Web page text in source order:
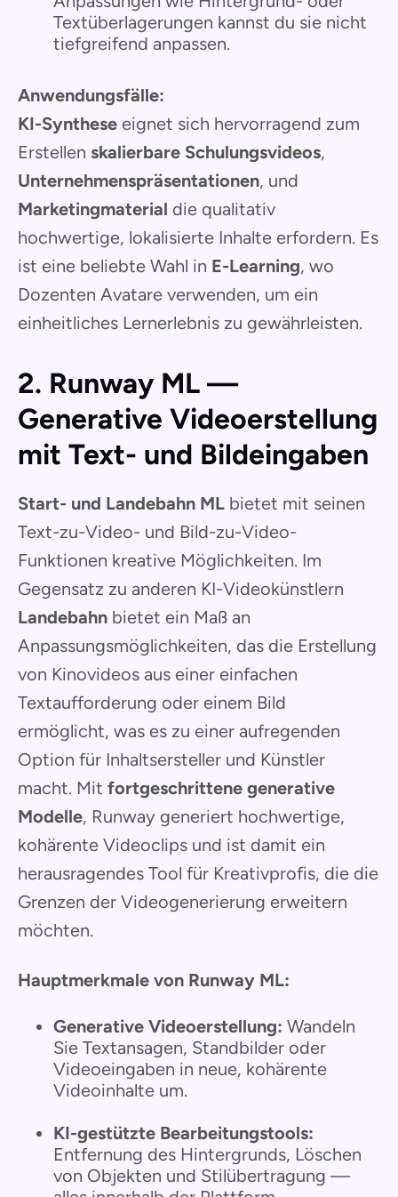
Textüberlagerungen kannst du sie nicht
tiefgreifend anpassen.
Anwendungsfälle:
KI-Synthese eignet sich hervorragend zum
Erstellen skalierbare Schulungsvideos,
Unternehmenspräsentationen, und
Marketingmaterial die qualitativ
hochwertige, lokalisierte Inhalte erfordern. Es
ist eine beliebte Wahl in E-Learning, wo
Dozenten Avatare verwenden, um ein
einheitliches Lernerlebnis zu gewährleisten.
2. Runway ML —
Generative Videoerstellung
mit Text- und Bildeingaben
Start- und Landebahn ML bietet mit seinen
Text-zu-Video- und Bild-zu-Video-
Funktionen kreative Möglichkeiten. Im
Gegensatz zu anderen KI-Videokünstlern
Landebahn bietet ein Maß an
Anpassungsmöglichkeiten, das die Erstellung
von Kinovideos aus einer einfachen
Textaufforderung oder einem Bild
ermöglicht, was es zu einer aufregenden
Option für Inhaltsersteller und Künstler
macht. Mit fortgeschrittene generative
Modelle, Runway generiert hochwertige,
kohärente Videoclips und ist damit ein
herausragendes Tool für Kreativprofis, die die
Grenzen der Videogenerierung erweitern
möchten.
Hauptmerkmale von Runway ML:
Generative Videoerstellung: Wandeln
Sie Textansagen, Standbilder oder
Videoeingaben in neue, kohärente
Videoinhalte um.
KI-gestützte Bearbeitungstools:
Entfernung des Hintergrunds, Löschen
von Objekten und Stilübertragung —